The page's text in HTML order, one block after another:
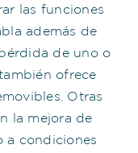
las funciones
además de
de uno o
ofrece
Otras
la mejora de
a condiciones